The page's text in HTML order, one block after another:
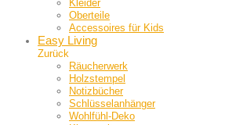
Kleider
Oberteile
Accessoires für Kids
Easy Living
Zurück
Räucherwerk
Holzstempel
Notizbücher
Schlüsselanhänger
Wohlfühl-Deko